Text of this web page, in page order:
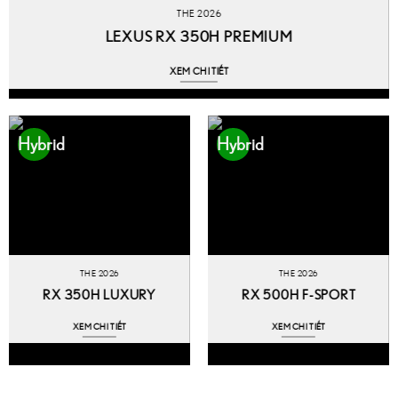
THE 2026
LEXUS RX 350H PREMIUM
XEM CHI TIẾT
THE 2026
RX 350H LUXURY
XEM CHI TIẾT
Hybrid
THE 2026
RX 500H F-SPORT
XEM CHI TIẾT
Hybrid